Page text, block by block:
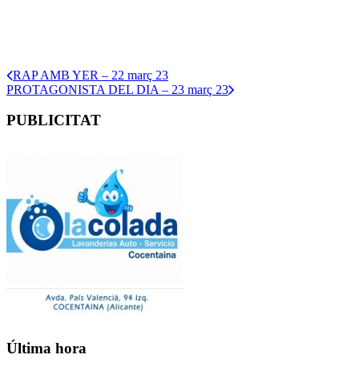
RAP AMB YER – 22 març 23
PROTAGONISTA DEL DIA – 23 març 23
PUBLICITAT
Última hora